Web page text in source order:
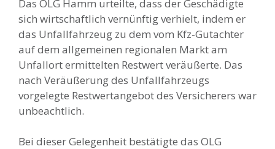
Das OLG Hamm urteilte, dass der Geschädigte
sich wirtschaftlich vernünftig verhielt, indem er
das Unfallfahrzeug zu dem vom Kfz-Gutachter
auf dem allgemeinen regionalen Markt am
Unfallort ermittelten Restwert veräußerte. Das
nach Veräußerung des Unfallfahrzeugs
vorgelegte Restwertangebot des Versicherers war
unbeachtlich.
Bei dieser Gelegenheit bestätigte das OLG